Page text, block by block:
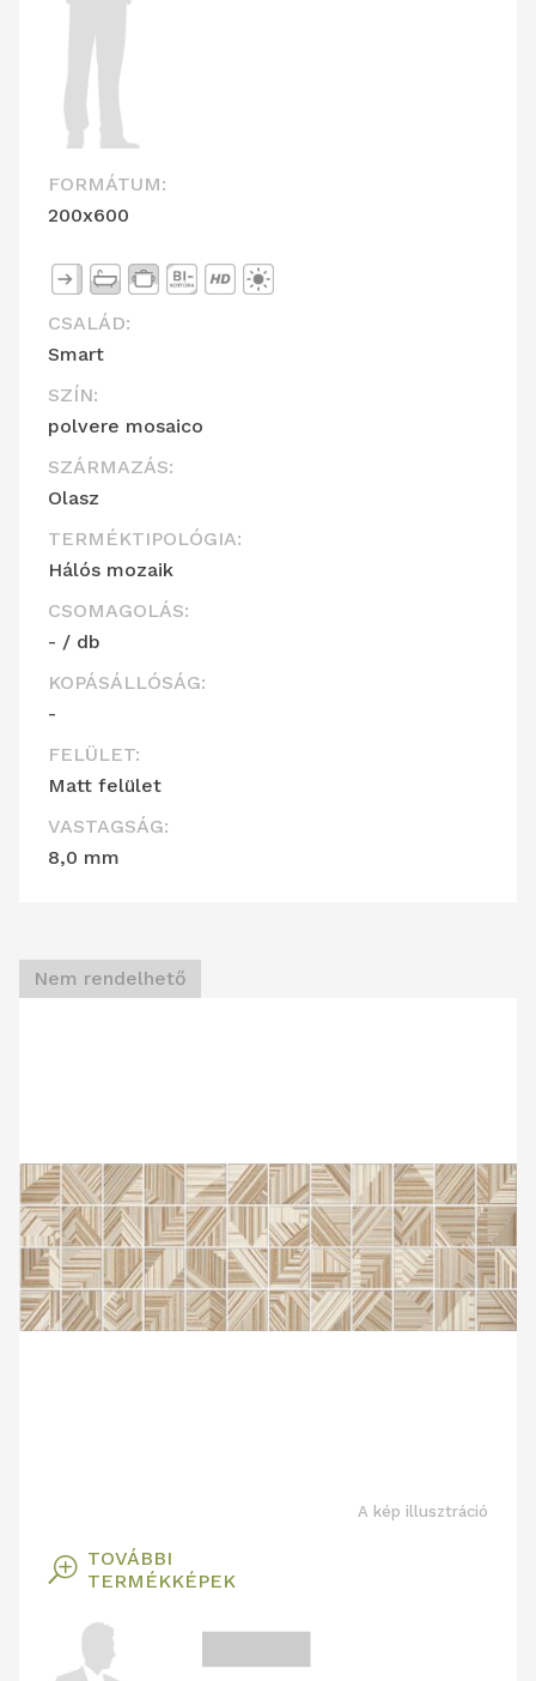
FORMÁTUM:
200x600
CSALÁD:
Smart
SZÍN:
polvere mosaico
SZÁRMAZÁS:
Olasz
TERMÉKTIPOLÓGIA:
Hálós mozaik
CSOMAGOLÁS:
- / db
KOPÁSÁLLÓSÁG:
-
FELÜLET:
Matt felület
VASTAGSÁG:
8,0 mm
Nem rendelhető
A kép illusztráció
T TOVÁBBI
TERMÉKKÉPEK